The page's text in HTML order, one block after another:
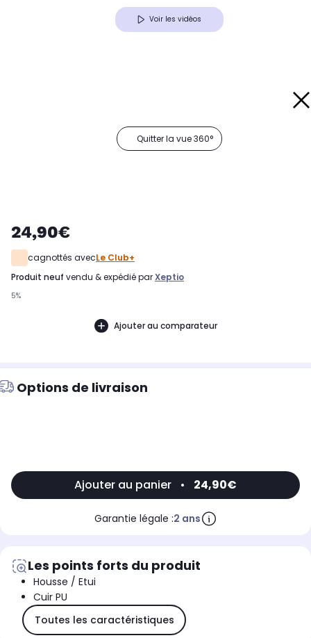
Voir les vidéos
Quitter la vue 360°
24,90€
cagnottés avecLe Club+
produit neuf vendu & expédié parXeptio
5%
Ajouter au comparateur
Options de livraison
Ajouter au panier • 24,90€
Garantie légale :2 ans
Les points forts du produit
Housse / Etui
Cuir PU
Toutes les caractéristiques